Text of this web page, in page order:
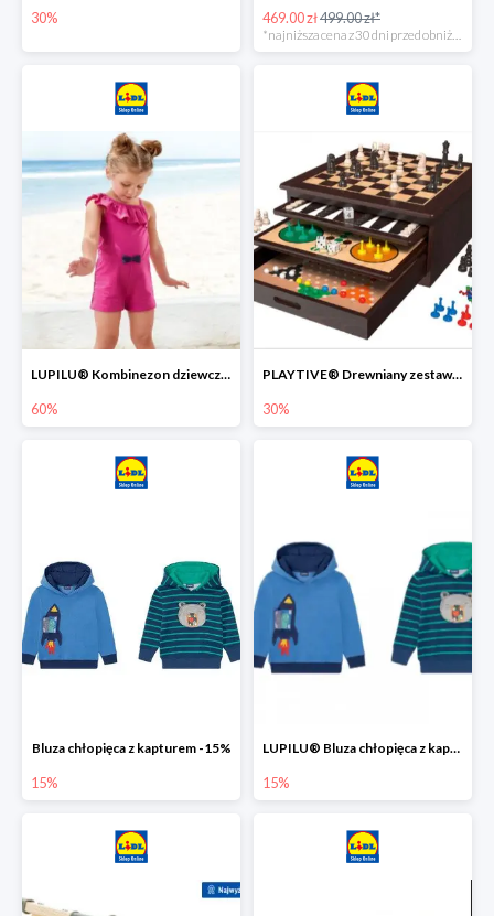
30% 469.00 zł499.00 zł*
*najniższa cena z 30 dni przed obniżką
LUPILU® Kombinezon dziewczęcy z bawełny
60%
PLAYTIVE® Drewniany zestaw gier 10 w 1
30%
Bluza chłopięca z kapturem -15%
15%
LUPILU® Bluza chłopięca z kapturem
15%